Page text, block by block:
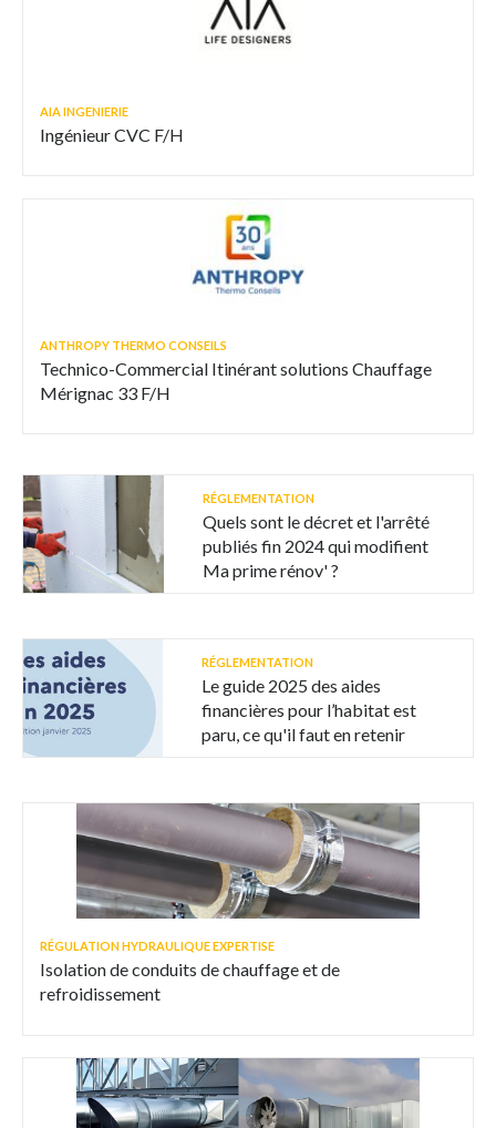
AIA INGENIERIE
Ingénieur CVC F/H
ANTHROPY THERMO CONSEILS
Technico-Commercial Itinérant solutions Chauffage
Mérignac 33 F/H
RÉGLEMENTATION
Quels sont le décret et l'arrêté
publiés fin 2024 qui modifient
Ma prime rénov' ?
RÉGLEMENTATION
Le guide 2025 des aides
financières pour l’habitat est
paru, ce qu'il faut en retenir
RÉGULATION HYDRAULIQUE EXPERTISE
Isolation de conduits de chauffage et de
refroidissement